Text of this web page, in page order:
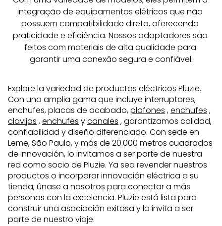
integração de equipamentos elétricos que não
possuem compatibilidade direta, oferecendo
praticidade e eficiência. Nossos adaptadores são
feitos com materiais de alta qualidade para
garantir uma conexão segura e confiável.
Explore la variedad de productos eléctricos Pluzie.
Con una amplia gama que incluye interruptores,
enchufes, placas de acabado,plafones ,enchufes ,
clavijas ,enchufes ycanales , garantizamos calidad,
confiabilidad y diseño diferenciado. Con sede en
Leme, São Paulo, y más de 20.000 metros cuadrados
de innovación, lo invitamos a ser parte de nuestra
red como socio de Pluzie. Ya sea revender nuestros
productos o incorporar innovación eléctrica a su
tienda, únase a nosotros para conectar a más
personas con la excelencia. Pluzie está lista para
construir una asociación exitosa y lo invita a ser
parte de nuestro viaje.